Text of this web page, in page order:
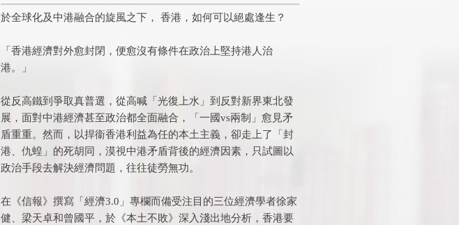
於全球化及中港融合的旋風之下， 香港，如何可以絕處逢生？
「香港經濟對外愈封閉，便愈沒有條件在政治上堅持港人治
港。」
從反高鐵到爭取真普選，從高喊「光復上水」到反對新界東北發
展，面對中港經濟甚至政治都全面融合，「一國vs兩制」愈見矛
盾重重。然而，以捍衞香港利益為任的本土主義，卻走上了「封
港、仇蝗」的死胡同，漠視中港矛盾背後的經濟因素，只試圖以
政治手段去解決經濟問題，往往徒勞無功。
在《信報》撰寫「經濟3.0」專欄而備受注目的三位經濟學者徐家
健、梁天卓和曾國平，於《本土不敗》深入淺出地分析，香港要